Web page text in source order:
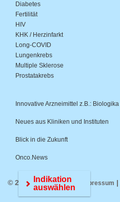
Diabetes
Fertilität
HIV
KHK / Herzinfarkt
Long-COVID
Lungenkrebs
Multiple Sklerose
Prostatakrebs
Innovative Arzneimittel z.B.: Biologika
Neues aus Kliniken und Instituten
Blick in die Zukunft
Onco.News
© 2026 Medwiss.de | Impressum |
Indikation
auswählen